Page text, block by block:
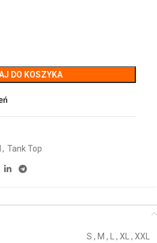
DO KOSZYKA
, Tank Top
S , M , L, XL, XXL